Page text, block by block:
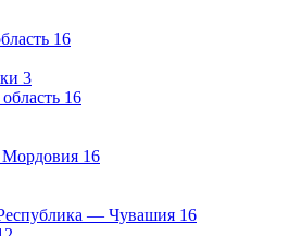
16
3
16
Мордовия 16
— Чувашия 16